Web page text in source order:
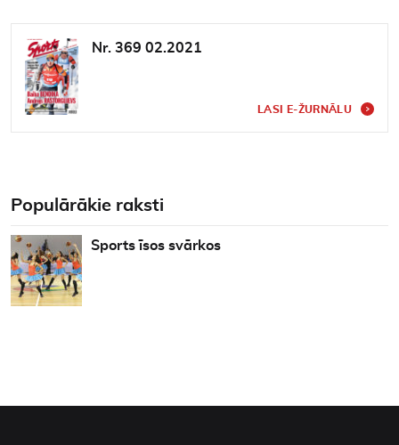
Nr. 369 02.2021
LASI E-ŽURNĀLU
Populārākie raksti
Sports īsos svārkos